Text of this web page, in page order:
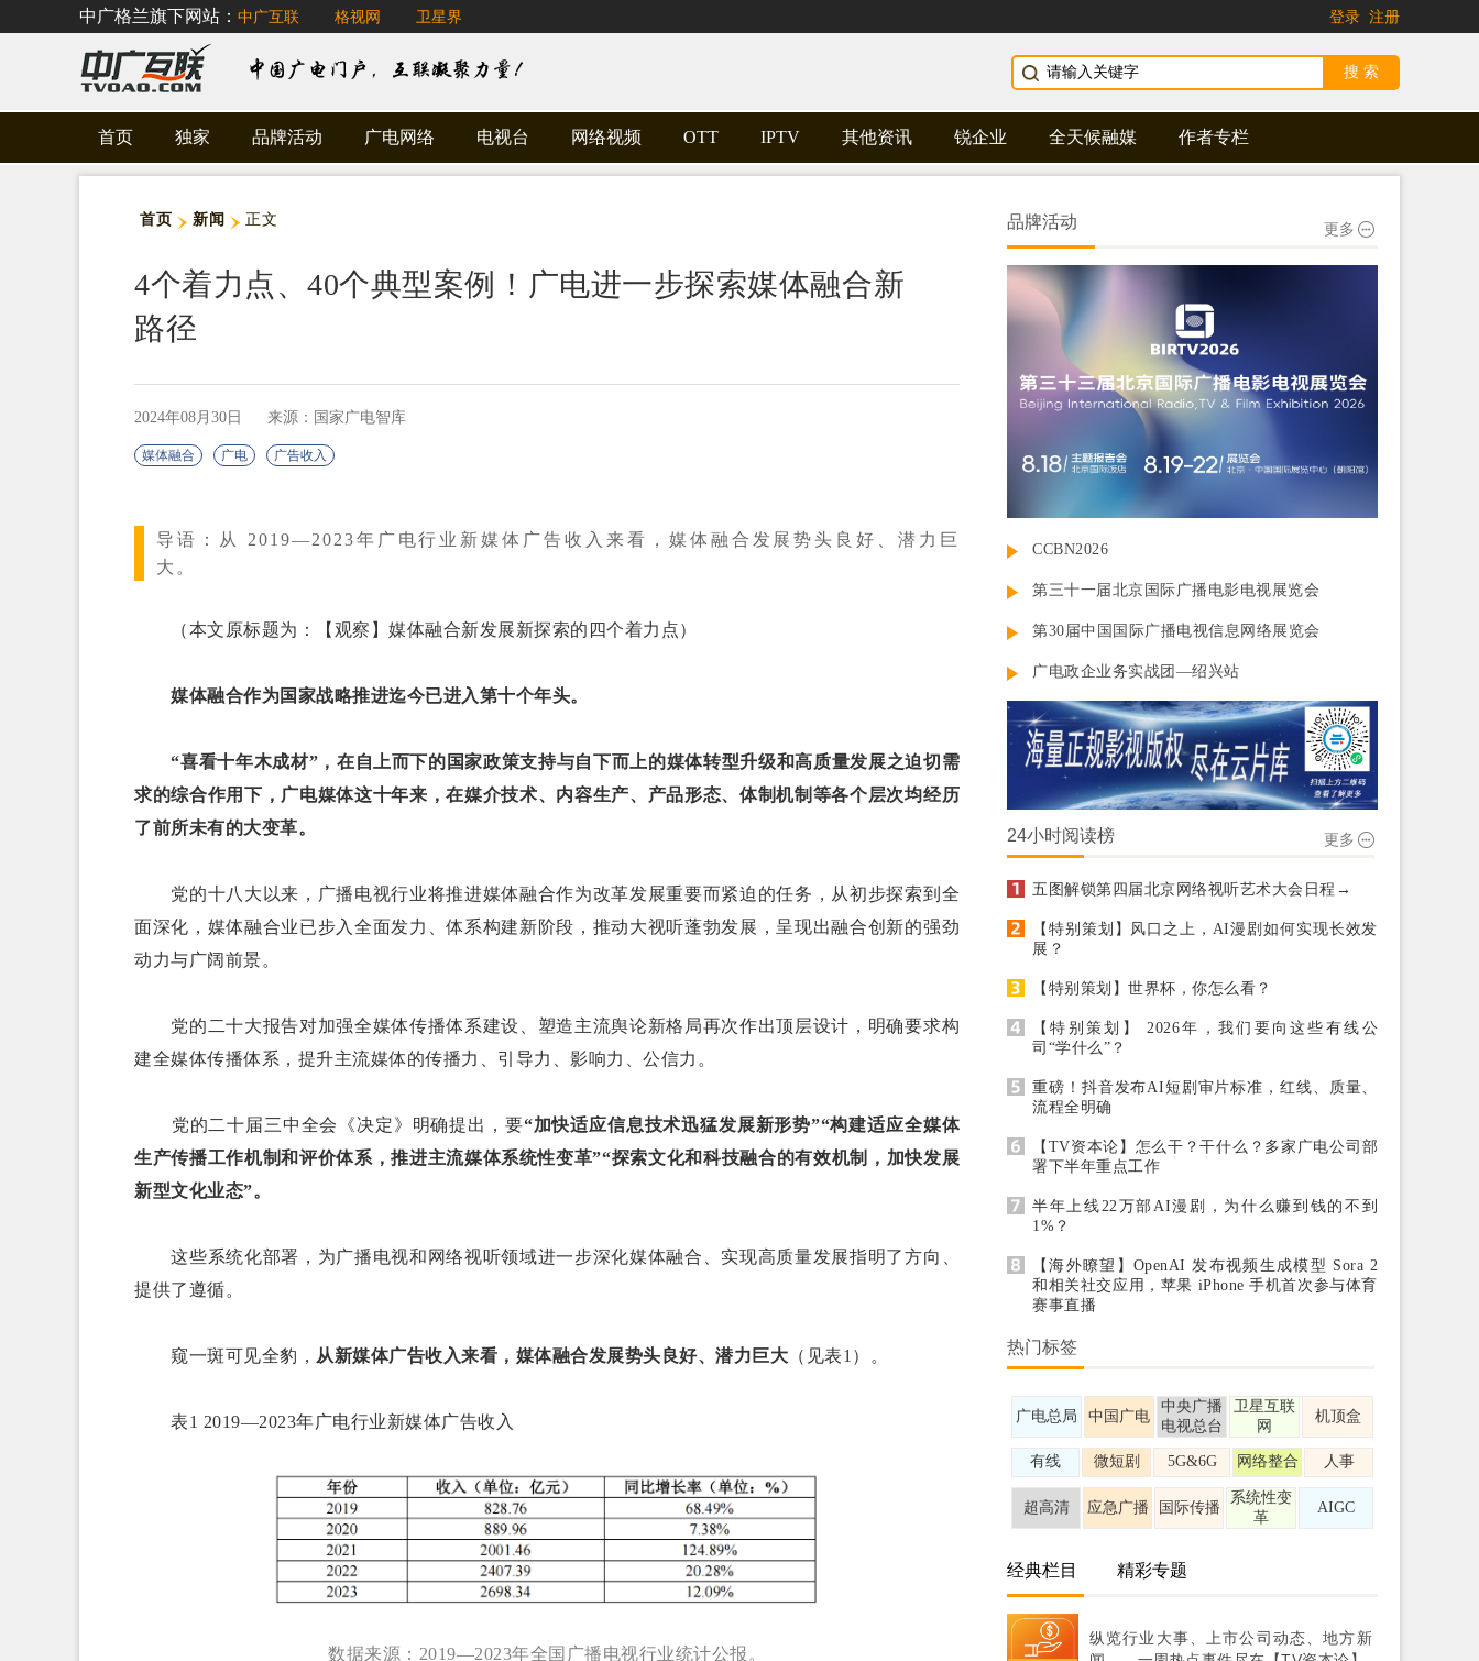
中广格兰旗下网站： 中广互联 格视网 卫星界 登录 注册
首页 独家 品牌活动 广电网络 电视台 网络视频 OTT IPTV 其他资讯 锐企业 全天候融媒 作者专栏
首页 新闻 正文
4个着力点、40个典型案例！广电进一步探索媒体融合新
路径
2024年08月30日 来源：国家广电智库
媒体融合 广电 广告收入
导语：
从 2019—2023年广电行业新媒体广告收入来看，媒体融合发展势头良好、潜力巨
大。
（本文原标题为：【观察】媒体融合新发展新探索的四个着力点）
媒体融合作为国家战略推进迄今已进入第十个年头。
“喜看十年木成材”，在自上而下的国家政策支持与自下而上的媒体转型升级和高质量发展之迫切需
求的综合作用下，广电媒体这十年来，在媒介技术、内容生产、产品形态、体制机制等各个层次均经历
了前所未有的大变革。
党的十八大以来，广播电视行业将推进媒体融合作为改革发展重要而紧迫的任务，从初步探索到全
面深化，媒体融合业已步入全面发力、体系构建新阶段，推动大视听蓬勃发展，呈现出融合创新的强劲
动力与广阔前景。
党的二十大报告对加强全媒体传播体系建设、塑造主流舆论新格局再次作出顶层设计，明确要求构
建全媒体传播体系，提升主流媒体的传播力、引导力、影响力、公信力。
党的二十届三中全会《决定》明确提出，要“加快适应信息技术迅猛发展新形势”“构建适应全媒体
生产传播工作机制和评价体系，推进主流媒体系统性变革”“探索文化和科技融合的有效机制，加快发展
新型文化业态”。
这些系统化部署，为广播电视和网络视听领域进一步深化媒体融合、实现高质量发展指明了方向、
提供了遵循。
窥一斑可见全豹， 从新媒体广告收入来看，媒体融合发展势头良好、潜力巨大 （见表1）。
表1 2019—2023年广电行业新媒体广告收入
数据来源：2019—2023年全国广播电视行业统计公报。
品牌活动 更多
CCBN2026
第三十一届北京国际广播电影电视展览会
第30届中国国际广播电视信息网络展览会
广电政企业务实战团—绍兴站
24小时阅读榜 更多
五图解锁第四届北京网络视听艺术大会日程→
【特别策划】风口之上，AI漫剧如何实现长效发
展？
【特别策划】世界杯，你怎么看？
【特别策划】 2026年，我们要向这些有线公
司“学什么”？
重磅！抖音发布AI短剧审片标准，红线、质量、
流程全明确
【TV资本论】怎么干？干什么？多家广电公司部
署下半年重点工作
半年上线22万部AI漫剧，为什么赚到钱的不到
1%？
【海外瞭望】OpenAI 发布视频生成模型 Sora 2
和相关社交应用，苹果 iPhone 手机首次参与体育
赛事直播
热门标签
广电总局 中国广电
中央广播
电视总台
卫星互联
网
机顶盒
有线 微短剧 5G&6G 网络整合 人事
超高清 应急广播 国际传播
系统性变
革
AIGC
经典栏目 精彩专题
纵览行业大事、上市公司动态、地方新